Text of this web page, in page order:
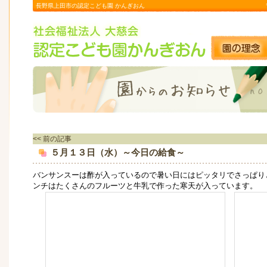
長野県上田市の認定こども園 かんぎおん
<< 前の記事
５月１３日（水）～今日の給食～
バンサンスーは酢が入っているので暑い日にはピッタリでさっぱ
ンチはたくさんのフルーツと牛乳で作った寒天が入っています。